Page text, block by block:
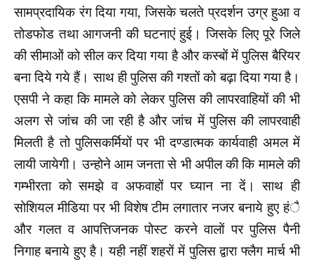
सामप्रदायिक रंग दिया गया, जिसके चलते प्रदर्शन उग्र हुआ व
तोडफोड तथा आगजनी की घटनाएं हुई। जिसके लिए पूरे जिले
की सीमाओं को सील कर दिया गया है और कस्बों में पुलिस बैरियर
बना दिये गये हैं। साथ ही पुलिस की गश्तों को बढ़ा दिया गया है।
एसपी ने कहा कि मामले को लेकर पुलिस की लापरवाहियों की भी
अलग से जांच की जा रही है और जांच में पुलिस की लापरवाही
मिलती है तो पुलिसकर्मियों पर भी दण्डात्मक कार्यवाही अमल में
लायी जायेगी। उन्होने आम जनता से भी अपील की कि मामले की
गम्भीरता को समझे व अफवाहों पर घ्यान ना दें। साथ ही
सोशियल मीडिया पर भी विशेष टीम लगातार नजर बनाये हुए हंै
और गलत व आपत्तिजनक पोस्ट करने वालों पर पुलिस पैनी
निगाह बनाये हुए है। यही नहीं शहरों में पुलिस द्वारा फ्लैग मार्च भी